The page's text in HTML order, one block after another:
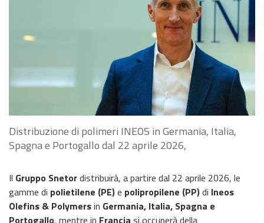
Distribuzione di polimeri INEOS in Germania, Italia,
Spagna e Portogallo dal 22 aprile 2026,
Il Gruppo Snetordistribuirà, a partire dal 22 aprile 2026, le
gamme di polietilene (PE)e polipropilene (PP)di Ineos
Olefins & Polymersin Germania, Italia, Spagna e
Portogallo, mentre in Francia si occuperà della